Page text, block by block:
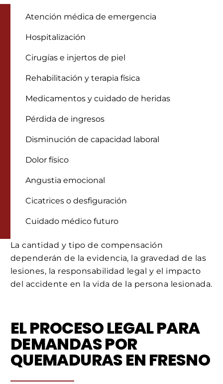
Atención médica de emergencia
Hospitalización
Cirugías e injertos de piel
Rehabilitación y terapia física
Medicamentos y cuidado de heridas
Pérdida de ingresos
Disminución de capacidad laboral
Dolor físico
Angustia emocional
Cicatrices o desfiguración
Cuidado médico futuro
La cantidad y tipo de compensación
dependerán de la evidencia, la gravedad de las
lesiones, la responsabilidad legal y el impacto
del accidente en la vida de la persona lesionada.
EL PROCESO LEGAL PARA
DEMANDAS POR
QUEMADURAS EN FRESNO